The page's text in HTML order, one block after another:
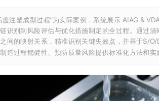
注塑成型过程”为实际案例，系统展示 AIAG &
识别到风险评估与优化措施制定的全过程。通过
间的映射关系，精准识别关键失效点，并基于S/
造过程稳健性、预防质量风险提供标准化方法和实